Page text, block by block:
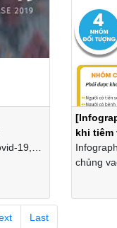
19,
khi tiêm
chủng
Last